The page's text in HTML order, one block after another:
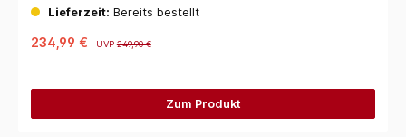
Lieferzeit: Bereits bestellt
234,99 € UVP249,90 €
Zum Produkt